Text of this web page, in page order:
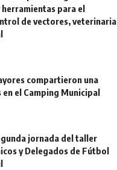
para el
de vectores, veterinaria
compartieron una
el Camping Municipal
jornada del taller
y Delegados de Fútbol